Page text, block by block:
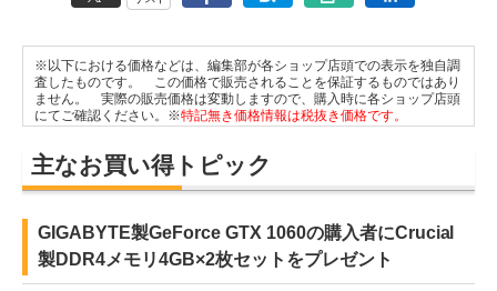
※以下における価格などは、編集部が各ショップ店頭での表示を独自調
査したものです。 この価格で販売されることを保証するものではあり
ません。 実際の販売価格は変動しますので、購入時に各ショップ店頭
にてご確認ください。※特記無き価格情報は税抜き価格です。
主なお買い得トピック
GIGABYTE製GeForce GTX 1060の購入者にCrucial
製DDR4メモリ4GB×2枚セットをプレゼント